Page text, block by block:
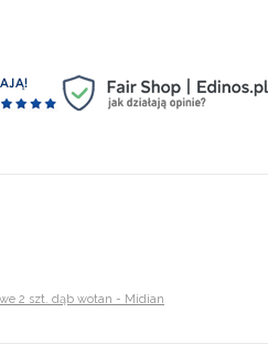
2 szt. dąb wotan - Midian